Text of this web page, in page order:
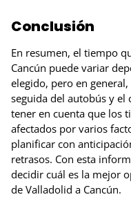
Conclusión
En resumen, el tiempo
Cancún puede variar
elegido, pero en
seguida del autobús y el
tener en cuenta que los
afectados por varios
planificar con
retrasos. Con esta
decidir cuál es la mejor
de Valladolid a Cancún.